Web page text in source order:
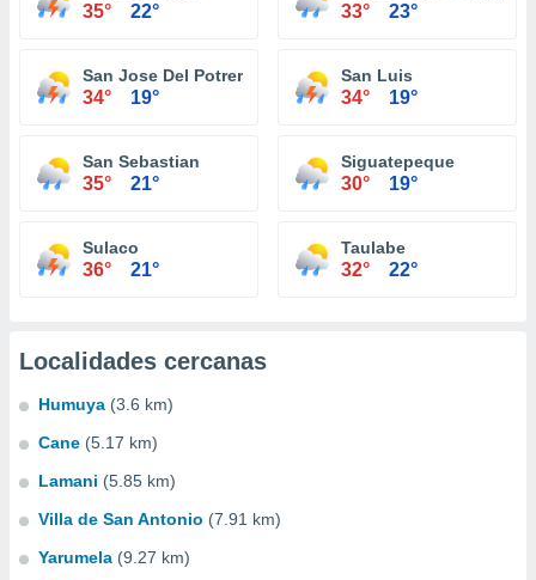
35° 22° 33° 23°
San Jose Del Potrero
34° 19°
San Luis
34° 19°
San Sebastian
35° 21°
Siguatepeque
30° 19°
Sulaco
36° 21°
Taulabe
32° 22°
Localidades cercanas
Humuya (3.6 km)
Cane (5.17 km)
Lamani (5.85 km)
Villa de San Antonio (7.91 km)
Yarumela (9.27 km)